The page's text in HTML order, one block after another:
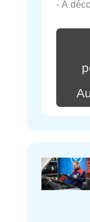
- À